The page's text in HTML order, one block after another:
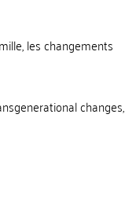
les changements
changes,